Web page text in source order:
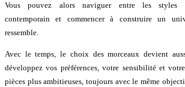
Vous pouvez alors naviguer entre les styles
contemporain et commencer à construire un
ressemble.
Avec le temps, le choix des morceaux devient
développez vos préférences, votre sensibilité et
pièces plus ambitieuses, toujours avec le même